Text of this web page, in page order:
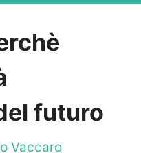
futuro
Vaccaro